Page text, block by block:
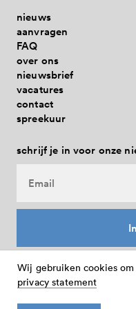
met provincie
nieuws
aanvragen
FAQ
over ons
nieuwsbrief
vacatures
contact
spreekuur
schrijf je in voor onze
Wij gebruiken cookies
privacy statement